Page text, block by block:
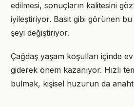
edilmesi, sonuçların kalitesini
iyileştiriyor. Basit gibi görünen bu
şeyi değiştiriyor.
Çağdaş yaşam koşulları içinde
giderek önem kazanıyor. Hızlı
bulmak, kişisel huzurun da